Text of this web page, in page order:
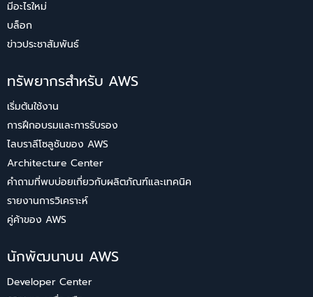
มีอะไรใหม่
บล็อก
ข่าวประชาสัมพันธ์
ทรัพยากรสำหรับ AWS
เริ่มต้นใช้งาน
การฝึกอบรมและการรับรอง
ไลบราลีโซลูชันของ AWS
Architecture Center
คำถามที่พบบ่อยเกี่ยวกับผลิตภัณฑ์และเทคนิค
รายงานการวิเคราะห์
คู่ค้าของ AWS
นักพัฒนาบน AWS
Developer Center